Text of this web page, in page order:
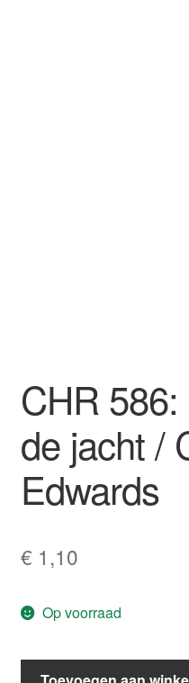
CHR
de jacht /
Edwards
€ 1,10
Op voorraad
CHR